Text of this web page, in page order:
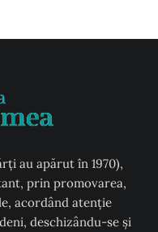
au apărut în 1970),
prin promovarea,
acordând atenţie
deschizându-se şi